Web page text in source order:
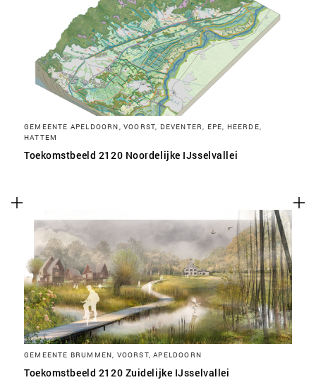
GEMEENTE APELDOORN, VOORST, DEVENTER, EPE, HEERDE,
HATTEM
Toekomstbeeld 2120 Noordelijke IJsselvallei
GEMEENTE BRUMMEN, VOORST, APELDOORN
Toekomstbeeld 2120 Zuidelijke IJsselvallei
SLA VOORKEUREN OP